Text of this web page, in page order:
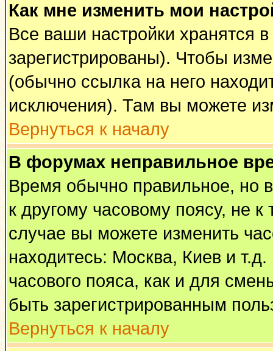
Как мне изменить мои
Все ваши настройки хранятся
зарегистрированы). Чтобы
(обычно ссылка на него
исключения). Там вы можете
Вернуться к началу
В форумах неправильное
Время обычно правильное, но
к другому часовому поясу, не
случае вы можете изменить
находитесь: Москва, Киев и
часового пояса, как и для
быть зарегистрированным
Вернуться к началу